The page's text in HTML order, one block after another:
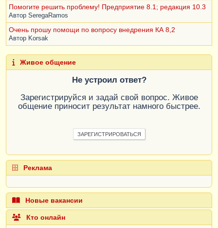
Помогите решить проблему! Предприятие 8.1; редакция 10.3
Автор SeregaRamos
Очень прошу помощи по вопросу внедрения КА 8,2
Автор Korsak
Живое общение
Не устроил ответ?
Зарегистрируйся и задай свой вопрос. Живое
общение приносит результат намного быстрее.
ЗАРЕГИСТРИРОВАТЬСЯ
Реклама
Новые вакансии
Кто онлайн